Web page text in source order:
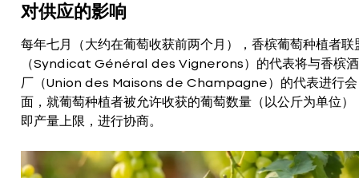
对供应的影响
每年七月（大约在葡萄收获前两个月），香槟葡萄种植者联
（Syndicat Général des Vignerons）的代表将与香槟酒
厂（Union des Maisons de Champagne）的代表进行会
面，就葡萄种植者被允许收获的葡萄数量（以公斤为单位）
即产量上限，进行协商。